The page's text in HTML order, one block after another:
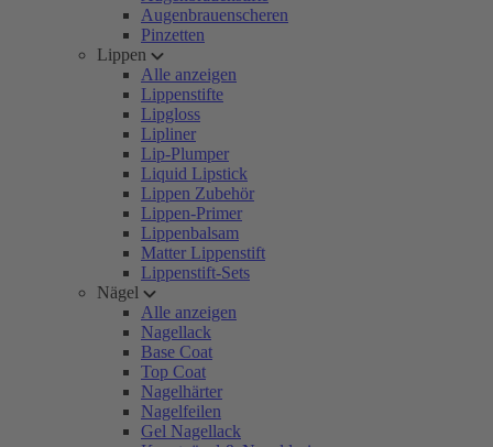
Augenbrauenscheren
Pinzetten
Lippen
Alle anzeigen
Lippenstifte
Lipgloss
Lipliner
Lip-Plumper
Liquid Lipstick
Lippen Zubehör
Lippen-Primer
Lippenbalsam
Matter Lippenstift
Lippenstift-Sets
Nägel
Alle anzeigen
Nagellack
Base Coat
Top Coat
Nagelhärter
Nagelfeilen
Gel Nagellack